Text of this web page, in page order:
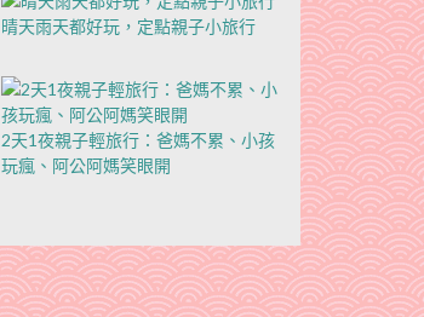
晴天雨天都好玩，定點親子小旅行
2天1夜親子輕旅行：爸媽不累、小孩
玩瘋、阿公阿媽笑眼開